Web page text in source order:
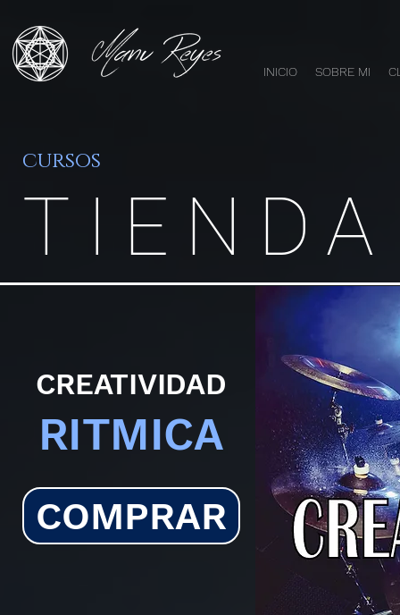
INICIO SOBRE MI
cursos
TIENDA
CREATIVIDAD
RITMICA
COMPRAR